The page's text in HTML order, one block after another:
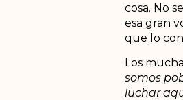
cosa. No
esa gran
que lo
Los
somos
luchar